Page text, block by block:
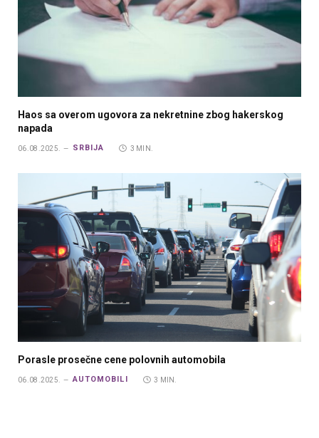
Haos sa overom ugovora za nekretnine zbog hakerskog
napada
06.08.2025. SRBIJA 3 MIN.
Porasle prosečne cene polovnih automobila
06.08.2025. AUTOMOBILI 3 MIN.